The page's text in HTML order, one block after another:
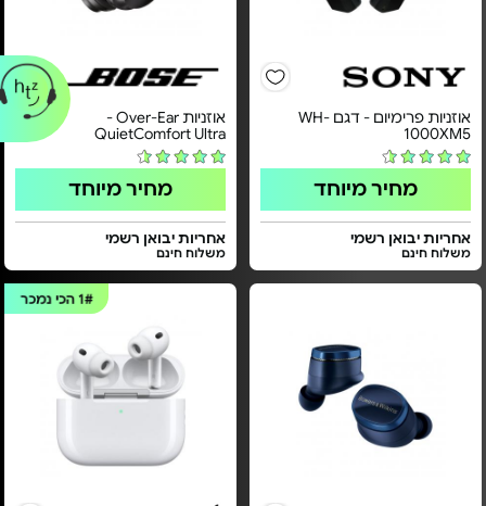
אוזניות פרימיום - דגם WH-
1000XM5
מחיר מיוחד
אחריות יבואן רשמי
משלוח חינם
אוזניות Over-Ear‏ -
QuietComfort Ultra
מחיר מיוחד
אחריות יבואן רשמי
משלוח חינם
1#הכי נמכר